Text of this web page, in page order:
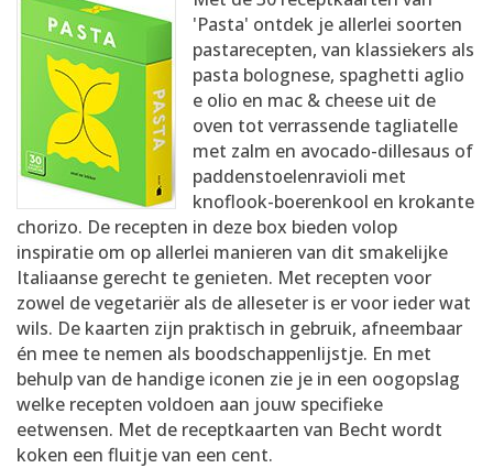
AANMELDEN
RECEPTEN
WEEKMENU'S
KOOKBOEKEN
'Pasta' ontdek je allerlei soorten
pastarecepten, van klassiekers als
pasta bolognese, spaghetti aglio
e olio en mac & cheese uit de
oven tot verrassende tagliatelle
met zalm en avocado-dillesaus of
paddenstoelenravioli met
knoflook-boerenkool en krokante
chorizo. De recepten in deze box bieden volop
inspiratie om op allerlei manieren van dit smakelijke
Italiaanse gerecht te genieten. Met recepten voor
zowel de vegetariër als de alleseter is er voor ieder wat
wils. De kaarten zijn praktisch in gebruik, afneembaar
én mee te nemen als boodschappenlijstje. En met
behulp van de handige iconen zie je in een oogopslag
welke recepten voldoen aan jouw specifieke
eetwensen. Met de receptkaarten van Becht wordt
koken een fluitje van een cent.